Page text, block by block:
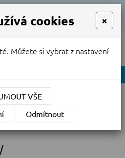
měřidel » Měrky
cookies ×
Můžete si vybrat z nastavení
VŠE
Odmítnout